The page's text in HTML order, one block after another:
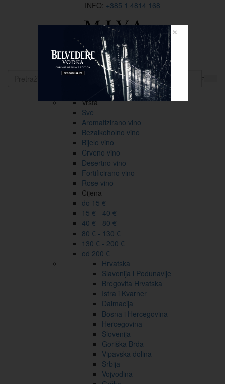
INFO: +385 1 4814 168
EN
Vrsta
Sve
Aromatizirano vino
Bezalkoholno vino
Bijelo vino
Crveno vino
Desertno vino
Fortificirano vino
Rose vino
Cijena
do 15 €
15 € - 40 €
40 € - 80 €
80 € - 130 €
130 € - 200 €
od 200 €
Hrvatska
Slavonija i Podunavlje
Bregovita Hrvatska
Istra i Kvarner
Dalmacija
Bosna i Hercegovina
Hercegovina
Slovenija
Goriška Brda
Vipavska dolina
Srbija
Vojvodina
×